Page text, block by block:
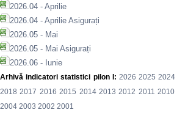
2026.04 - Aprilie
2026.04 - Aprilie Asigurați
2026.05 - Mai
2026.05 - Mai Asigurați
2026.06 - Iunie
Arhivă indicatori statistici pilon I: 2026 2025 2024
2018 2017 2016 2015 2014 2013 2012 2011 2010
2004 2003 2002 2001